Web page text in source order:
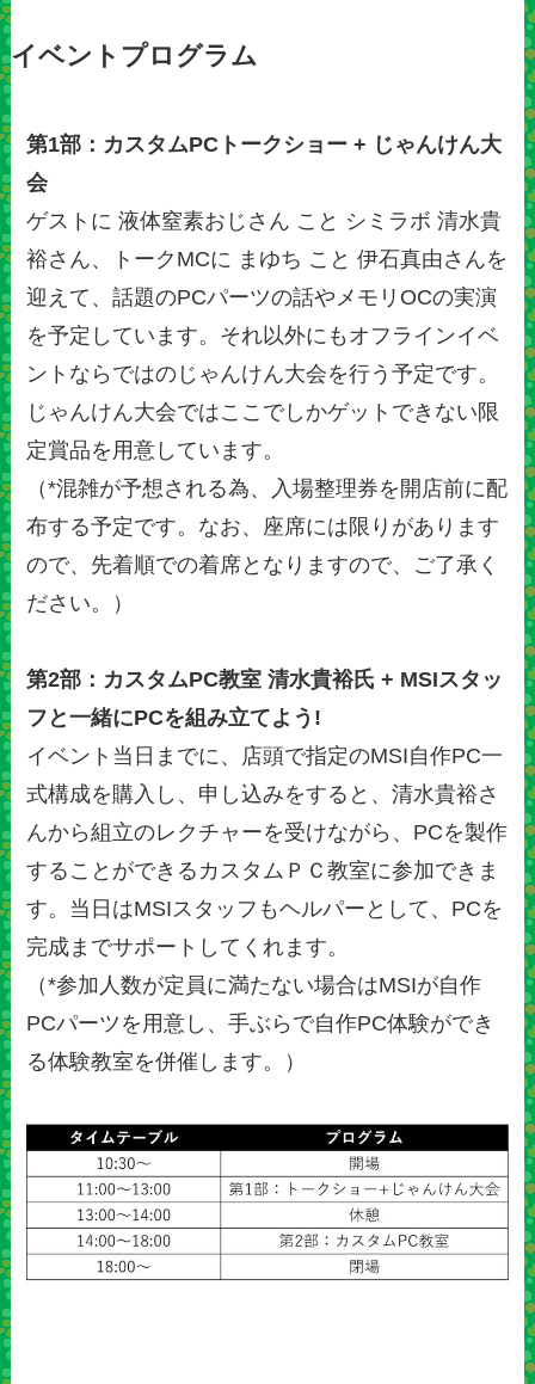
イベントプログラム
第1部：カスタムPCトークショー + じゃんけん大
会
ゲストに 液体窒素おじさん こと シミラボ 清水貴
裕さん、トークMCに まゆち こと 伊石真由さんを
迎えて、話題のPCパーツの話やメモリOCの実演
を予定しています。それ以外にもオフラインイベ
ントならではのじゃんけん大会を行う予定です。
じゃんけん大会ではここでしかゲットできない限
定賞品を用意しています。
（*混雑が予想される為、入場整理券を開店前に配
布する予定です。なお、座席には限りがあります
ので、先着順での着席となりますので、ご了承く
ださい。）
第2部：カスタムPC教室 清水貴裕氏 + MSIスタッ
フと一緒にPCを組み立てよう!
イベント当日までに、店頭で指定のMSI自作PC一
式構成を購入し、申し込みをすると、清水貴裕さ
んから組立のレクチャーを受けながら、PCを製作
することができるカスタムＰＣ教室に参加できま
す。当日はMSIスタッフもヘルパーとして、PCを
完成までサポートしてくれます。
（*参加人数が定員に満たない場合はMSIが自作
PCパーツを用意し、手ぶらで自作PC体験ができ
る体験教室を併催します。）